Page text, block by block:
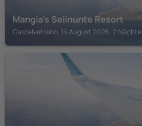
Mangia's Selinunte Resort
Castelvetrano, 14 August 2026, 2 Nächte